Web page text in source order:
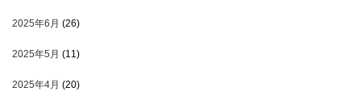
2025年6月 (26)
2025年5月 (11)
2025年4月 (20)